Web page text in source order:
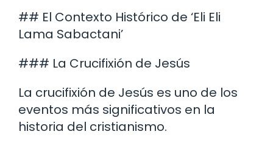
## El Contexto Histórico de ‘Eli Eli
Lama Sabactani’
### La Crucifixión de Jesús
La crucifixión de Jesús es uno de los
eventos más significativos en la
historia del cristianismo.